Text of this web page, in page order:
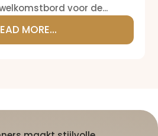
voor de...
MORE...